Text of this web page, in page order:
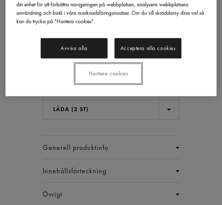
285,88 kr/låda
Inkl. moms
Ord.pris :635,68 kr/låda
Priset gäller t.o.m 2026.08.09
LÅDA (3 ST)
Generell produktinfo
Innehållsförteckning
Övrigt
din enhet för att förbättra navigeringen på webbplatsen, analysera webbplatsens
användning och bistå i våra marknadsföringsinsatser. Om du vill skräddarsy dina val så
kan du trycka på "Hantera cookies".
Avvisa alla Acceptera alla cookies
Hantera cookies